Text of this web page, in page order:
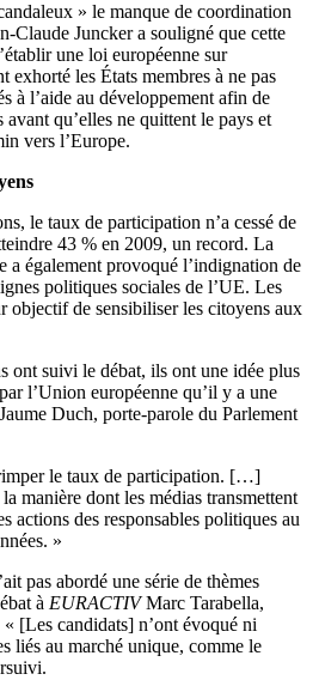
» le manque de coordination
Claude Juncker a souligné que cette
une loi européenne sur
exhorté les États membres à ne pas
à l’aide au développement afin de
avant qu’elles ne quittent le pays et
vers l’Europe.
le taux de participation n’a cessé de
43 % en 2009, un record. La
a également provoqué l’indignation de
politiques sociales de l’UE. Les
objectif de sensibiliser les citoyens aux
ont suivi le débat, ils ont une idée plus
l’Union européenne qu’il y a une
Duch, porte-parole du Parlement
le taux de participation. […]
manière dont les médias transmettent
actions des responsables politiques au
»
pas abordé une série de thèmes
à EURACTIVMarc Tarabella,
[Les candidats] n’ont évoqué ni
liés au marché unique, comme le